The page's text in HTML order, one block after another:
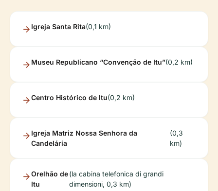
Igreja Santa Rita(0,1 km)
Museu Republicano “Convenção de Itu”(0,2 km)
Centro Histórico de Itu(0,2 km)
Igreja Matriz Nossa Senhora da
Candelária
(0,3
km)
Orelhão de
Itu
(la cabina telefonica di grandi
dimensioni, 0,3 km)